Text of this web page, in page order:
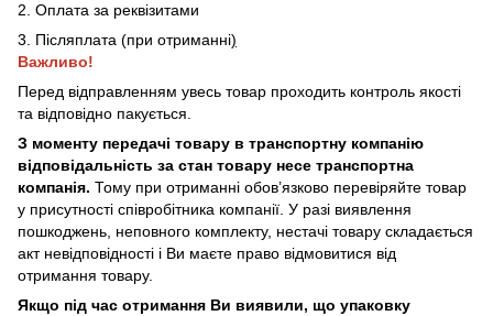
2. Оплата за реквізитами
3. Післяплата (при отриманні)
Важливо!
Перед відправленням увесь товар проходить контроль якості
та відповідно пакується.
З моменту передачі товару в транспортну компанію
відповідальність за стан товару несе транспортна
компанія. Тому при отриманні обов’язково перевіряйте товар
у присутності співробітника компанії. У разі виявлення
пошкоджень, неповного комплекту, нестачі товару складається
акт невідповідності і Ви маєте право відмовитися від
отримання товару.
Якщо під час отримання Ви виявили, що упаковку